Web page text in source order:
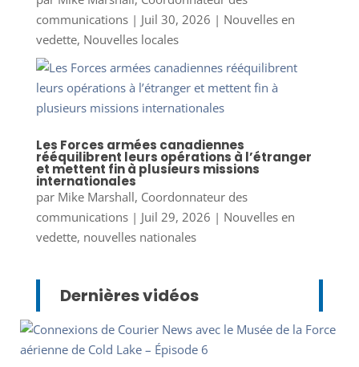
communications| Juil 30, 2026 | Nouvelles en
vedette, Nouvelles locales
Les Forces armées canadiennes
rééquilibrent leurs opérations à l’étranger
et mettent fin à plusieurs missions
internationales
par Mike Marshall, Coordonnateur des
communications| Juil 29, 2026 | Nouvelles en
vedette, nouvelles nationales
Dernières vidéos